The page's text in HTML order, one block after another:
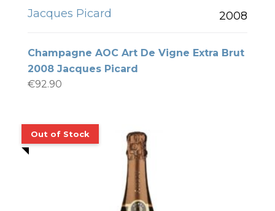
Jacques Picard 2008
Champagne AOC Art De Vigne Extra Brut
2008 Jacques Picard
€92.90